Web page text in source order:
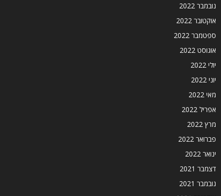
נובמבר 2022
אוקטובר 2022
ספטמבר 2022
אוגוסט 2022
יולי 2022
יוני 2022
מאי 2022
אפריל 2022
מרץ 2022
פברואר 2022
ינואר 2022
דצמבר 2021
נובמבר 2021